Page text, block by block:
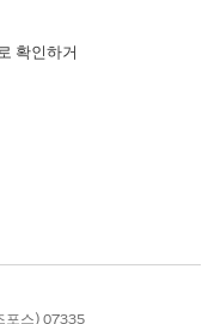
확인하거
포스) 07335